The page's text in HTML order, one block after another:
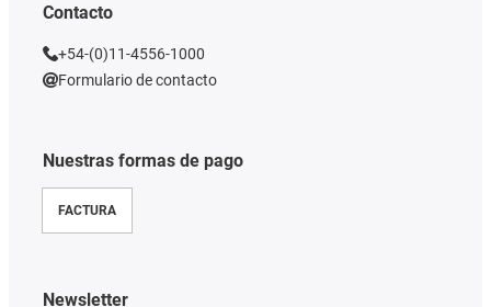
Nuestras formas de pago
FACTURA
Contacto
+54-(0)11-4556-1000
Formulario de contacto
Newsletter